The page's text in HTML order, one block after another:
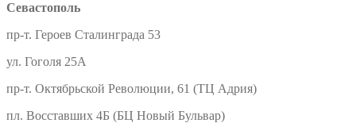
Севастополь
пр-т. Героев Сталинграда 53
ул. Гоголя 25А
пр-т. Октябрьской Революции, 61 (ТЦ Адрия)
пл. Восставших 4Б (БЦ Новый Бульвар)